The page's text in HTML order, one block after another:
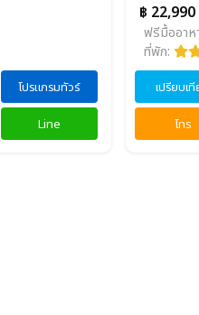
โปรแกรมทัวร์
Line
฿ 22,990
ฟรีมื้ออาห
ที่พัก:
เปรียบเ
โทร